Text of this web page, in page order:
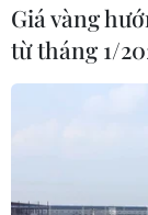
Thuế
Giá vàng
từ tháng 1/